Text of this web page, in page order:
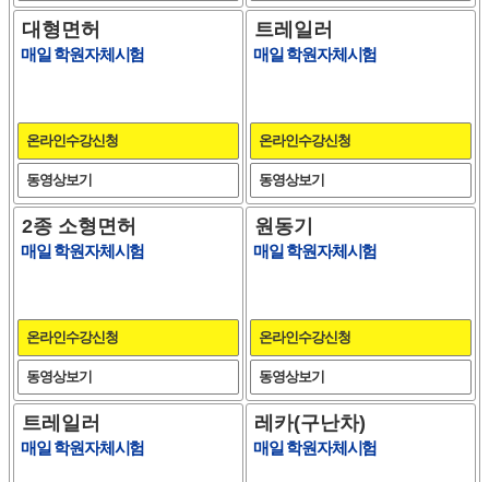
대형면허
매일 학원자체시험
온라인수강신청
동영상보기
트레일러
매일 학원자체시험
온라인수강신청
동영상보기
2종 소형면허
매일 학원자체시험
온라인수강신청
동영상보기
원동기
매일 학원자체시험
온라인수강신청
동영상보기
트레일러
매일 학원자체시험
레카(구난차)
매일 학원자체시험